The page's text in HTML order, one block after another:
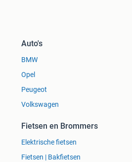
Auto's
BMW
Opel
Peugeot
Volkswagen
Fietsen en Brommers
Elektrische fietsen
Fietsen | Bakfietsen